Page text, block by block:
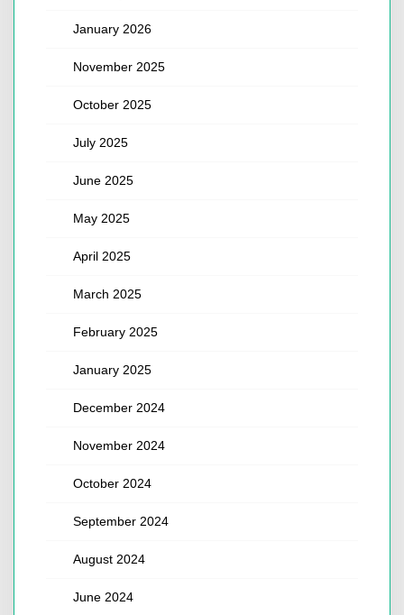
January 2026
November 2025
October 2025
July 2025
June 2025
May 2025
April 2025
March 2025
February 2025
January 2025
December 2024
November 2024
October 2024
September 2024
August 2024
June 2024